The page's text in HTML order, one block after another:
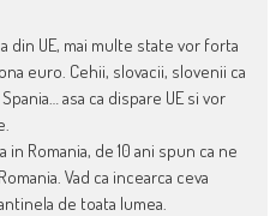
din UE, mai multe state vor forta
euro. Cehii, slovacii, slovenii ca
asa ca dispare UE si vor
Romania, de 10 ani spun ca ne
Vad ca incearca ceva
de toata lumea.